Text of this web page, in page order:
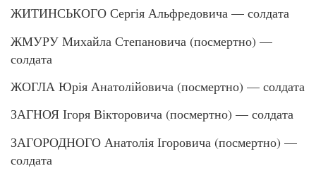
ЖИТИНСЬКОГО Сергія Альфредовича — солдата
ЖМУРУ Михайла Степановича (посмертно) —
солдата
ЖОГЛА Юрія Анатолійовича (посмертно) — солдата
ЗАГНОЯ Ігоря Вікторовича (посмертно) — солдата
ЗАГОРОДНОГО Анатолія Ігоровича (посмертно) —
солдата